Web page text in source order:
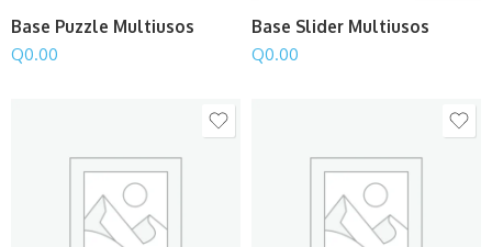
Base Puzzle Multiusos
Q0.00
Base Slider Multiusos
Q0.00